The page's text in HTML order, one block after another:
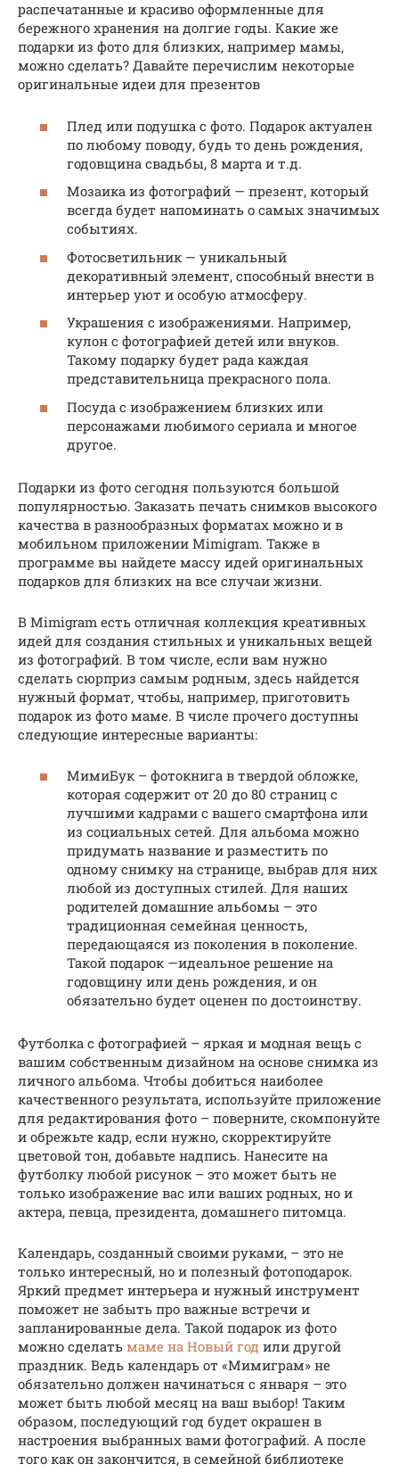
распечатанные и красиво оформленные для
бережного хранения на долгие годы. Какие же
подарки из фото для близких, например мамы,
можно сделать? Давайте перечислим некоторые
оригинальные идеи для презентов
Плед или подушка с фото. Подарок актуален
по любому поводу, будь то день рождения,
годовщина свадьбы, 8 марта и т.д.
Мозаика из фотографий — презент, который
всегда будет напоминать о самых значимых
событиях.
Фотосветильник — уникальный
декоративный элемент, способный внести в
интерьер уют и особую атмосферу.
Украшения с изображениями. Например,
кулон с фотографией детей или внуков.
Такому подарку будет рада каждая
представительница прекрасного пола.
Посуда с изображением близких или
персонажами любимого сериала и многое
другое.
Подарки из фото сегодня пользуются большой
популярностью. Заказать печать снимков высокого
качества в разнообразных форматах можно и в
мобильном приложении Mimigram. Также в
программе вы найдете массу идей оригинальных
подарков для близких на все случаи жизни.
В Mimigram есть отличная коллекция креативных
идей для создания стильных и уникальных вещей
из фотографий. В том числе, если вам нужно
сделать сюрприз самым родным, здесь найдется
нужный формат, чтобы, например, приготовить
подарок из фото маме. В числе прочего доступны
следующие интересные варианты:
МимиБук – фотокнига в твердой обложке,
которая содержит от 20 до 80 страниц с
лучшими кадрами с вашего смартфона или
из социальных сетей. Для альбома можно
придумать название и разместить по
одному снимку на странице, выбрав для них
любой из доступных стилей. Для наших
родителей домашние альбомы – это
традиционная семейная ценность,
передающаяся из поколения в поколение.
Такой подарок —идеальное решение на
годовщину или день рождения, и он
обязательно будет оценен по достоинству.
Футболка с фотографией – яркая и модная вещь с
вашим собственным дизайном на основе снимка из
личного альбома. Чтобы добиться наиболее
качественного результата, используйте приложение
для редактирования фото – поверните, скомпонуйте
и обрежьте кадр, если нужно, скорректируйте
цветовой тон, добавьте надпись. Нанесите на
футболку любой рисунок – это может быть не
только изображение вас или ваших родных, но и
актера, певца, президента, домашнего питомца.
Календарь, созданный своими руками, – это не
только интересный, но и полезный фотоподарок.
Яркий предмет интерьера и нужный инструмент
поможет не забыть про важные встречи и
запланированные дела. Такой подарок из фото
можно сделать маме на Новый год или другой
праздник. Ведь календарь от «Мимиграм» не
обязательно должен начинаться с января – это
может быть любой месяц на ваш выбор! Таким
образом, последующий год будет окрашен в
настроения выбранных вами фотографий. А после
того как он закончится, в семейной библиотеке